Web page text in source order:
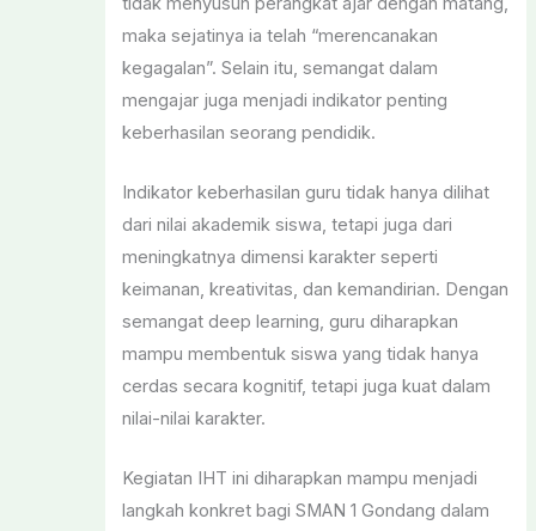
maka sejatinya ia telah “merencanakan
kegagalan”. Selain itu, semangat dalam
mengajar juga menjadi indikator penting
keberhasilan seorang pendidik.
Indikator keberhasilan guru tidak hanya dilihat
dari nilai akademik siswa, tetapi juga dari
meningkatnya dimensi karakter seperti
keimanan, kreativitas, dan kemandirian. Dengan
semangat deep learning, guru diharapkan
mampu membentuk siswa yang tidak hanya
cerdas secara kognitif, tetapi juga kuat dalam
nilai-nilai karakter.
Kegiatan IHT ini diharapkan mampu menjadi
langkah konkret bagi SMAN 1 Gondang dalam